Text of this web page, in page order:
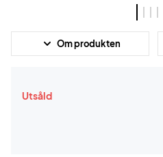
Om produkten
Utsåld